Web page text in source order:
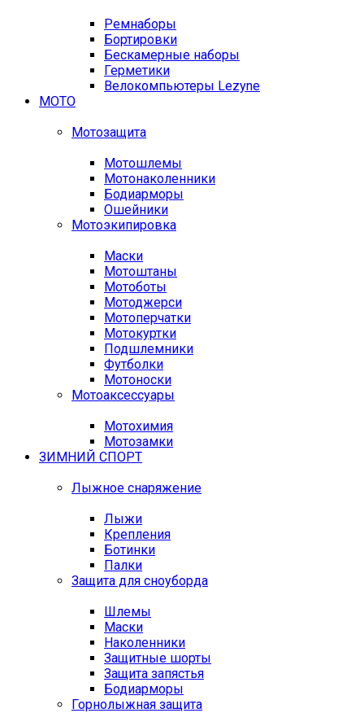
Ремнаборы
Бортировки
Бескамерные наборы
Герметики
Велокомпьютеры Lezyne
МОТО
Мотозащита
Мотошлемы
Мотонаколенники
Бодиарморы
Ошейники
Мотоэкипировка
Маски
Мотоштаны
Мотоботы
Мотоджерси
Мотоперчатки
Мотокуртки
Подшлемники
Футболки
Мотоноски
Мотоаксессуары
Мотохимия
Мотозамки
ЗИМНИЙ СПОРТ
Лыжное снаряжение
Лыжи
Крепления
Ботинки
Палки
Защита для сноуборда
Шлемы
Маски
Наколенники
Защитные шорты
Защита запястья
Бодиарморы
Горнолыжная защита